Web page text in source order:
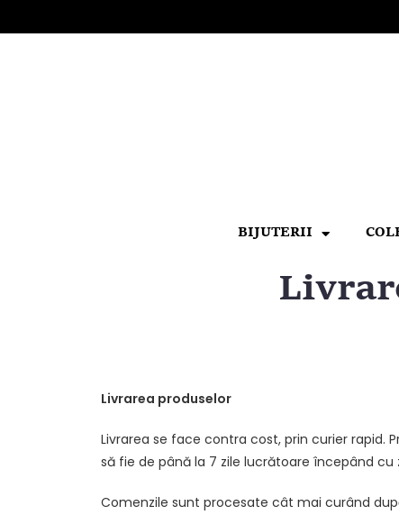
BIJUTERII
Livrarea produselor
Livrarea se face contra cost, prin curier rapid.
să fie de până la 7 zile lucrătoare începând cu
Comenzile sunt procesate cât mai curând